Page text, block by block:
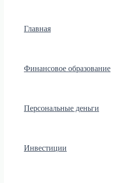
Главная
Финансовое образование
Персональные деньги
Инвестиции